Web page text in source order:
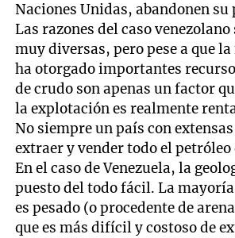
Naciones Unidas, abandonen su
Las razones del caso
muy diversas, pero pese a que
ha otorgado importantes
de crudo son apenas un factor
la explotación es realmente
No siempre un país con
extraer y vender todo el petróleo
En el caso de Venezuela, la
puesto del todo fácil. La
es pesado (o procedente de
que es más difícil y costoso de